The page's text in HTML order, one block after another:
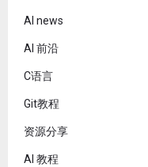
AI news
AI 前沿
C语言
Git教程
资源分享
AI 教程